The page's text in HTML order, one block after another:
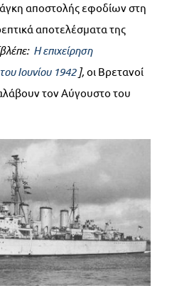
αποστολής εφοδίων στη
αποτελέσματα της
Η επιχείρηση
Ιουνίου 1942], οι Βρετανοί
τον Αύγουστο του